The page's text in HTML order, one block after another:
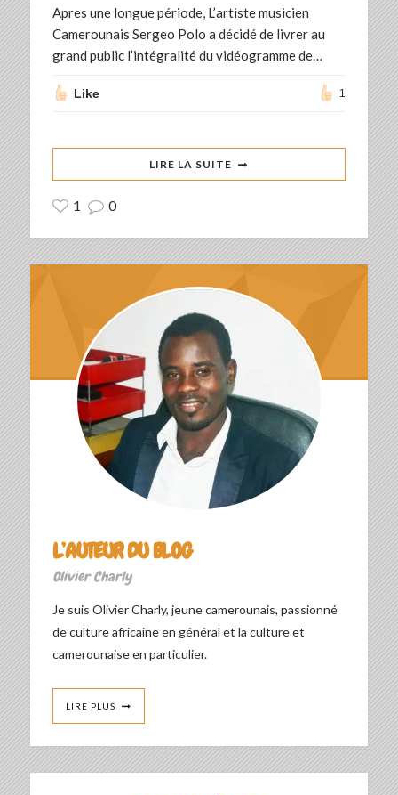
Apres une longue période, L’artiste musicien
Camerounais Sergeo Polo a décidé de livrer au
grand public l’intégralité du vidéogramme de…
Like 1
LIRE LA SUITE
1 0
L’AUTEUR DU BLOG
Olivier Charly
Je suis Olivier Charly, jeune camerounais, passionné
de culture africaine en général et la culture et
camerounaise en particulier.
LIRE PLUS